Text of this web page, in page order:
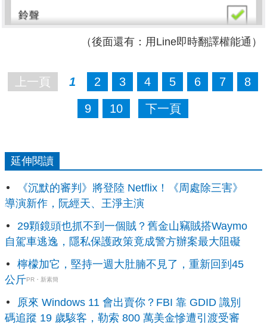
（後面還有：用Line即時翻譯權能通）
上一頁 1 2 3 4 5 6 7 8
9 10 下一頁
延伸閱讀
《沉默的審判》將登陸 Netflix！《周處除三害》
導演新作，阮經天、王淨主演
29顆鏡頭也抓不到一個賊？舊金山竊賊搭Waymo
自駕車逃逸，隱私保護政策竟成警方辦案最大阻礙
檸檬加它，堅持一週大肚腩不見了，重新回到45
公斤PR・新素簡
原來 Windows 11 會出賣你？FBI 靠 GDID 識別
碼追蹤 19 歲駭客，勒索 800 萬美金慘遭引渡受審